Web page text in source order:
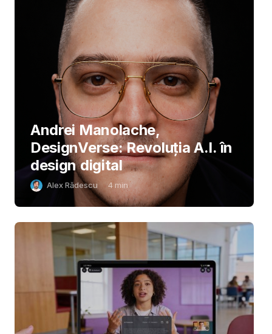
Andrei Manolache,
DesignVerse: Revoluția A.I. în
design digital
Alex Rădescu 4 min